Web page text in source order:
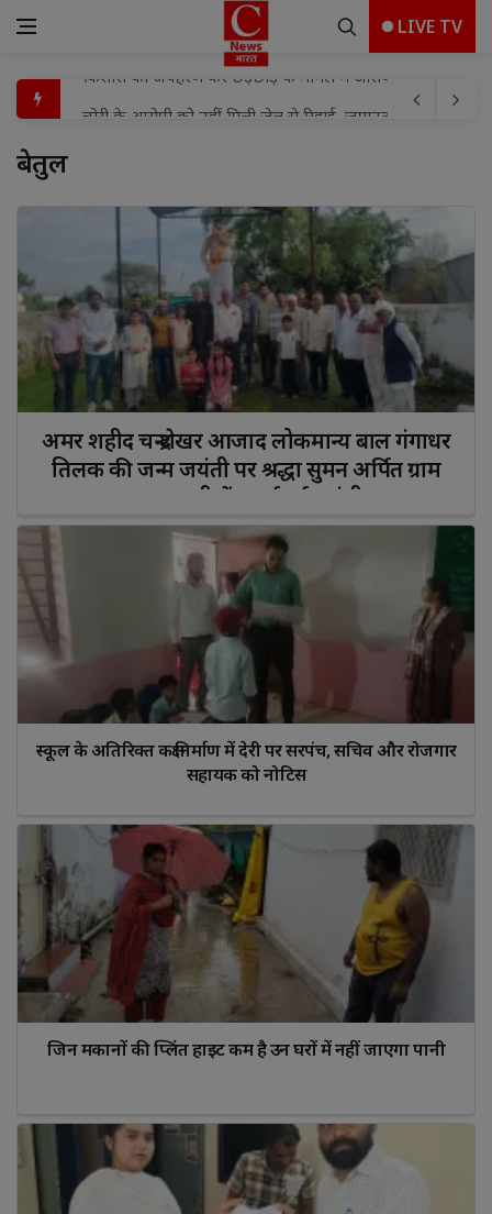
LIVE TV
चोरी के आरोपी को नहीं मिली जेल से रिहाई, जमानत अर्जी खारिज
गोली मारकर हत्या के मामले में तीन को आजीवन कारावास
महाराजगंज पुलिस अधीक्षक शक्ति मोहन अवस्थी ने 85
शिवनगर में निःशुल्क स्वास्थ्य शिविर का आयोजन, सैकड़ों लोगों ने
जिले में सरकारी कार्यालयों से प्रीपेड बिजली व्यवस्था की
राष्ट्र के लिए मध्यस्थता अभियान-3.0' का झांसी में शुभारंभ, समझौते
9 से 17 अगस्त के बीच 'हर घर तिरंगा अभियान का होगा भव्य
किशोरी का अपहरण कर छेड़छाड़ के मामले में आरोपी का जमानत
बेतुल
अमर शहीद चन्द्रशेखर आजाद लोकमान्य बाल गंगाधर
तिलक की जन्म जयंती पर श्रद्धा सुमन अर्पित ग्राम
लालावाड़ी में मनाई गई जयंती
स्कूल के अतिरिक्त कक्ष निर्माण में देरी पर सरपंच, सचिव और रोजगार
सहायक को नोटिस
जिन मकानों की प्लिंत हाइट कम है उन घरों में नहीं जाएगा पानी